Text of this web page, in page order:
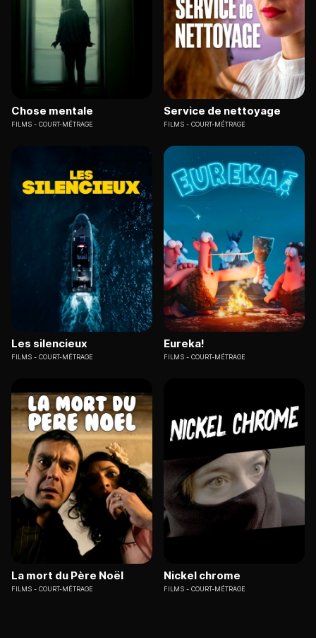
Chose mentale
FILMS COURT-MÉTRAGE
Service de nettoyage
FILMS COURT-MÉTRAGE
Les silencieux
FILMS COURT-MÉTRAGE
Eureka!
FILMS COURT-MÉTRAGE
La mort du Père Noël
FILMS COURT-MÉTRAGE
Nickel chrome
FILMS COURT-MÉTRAGE